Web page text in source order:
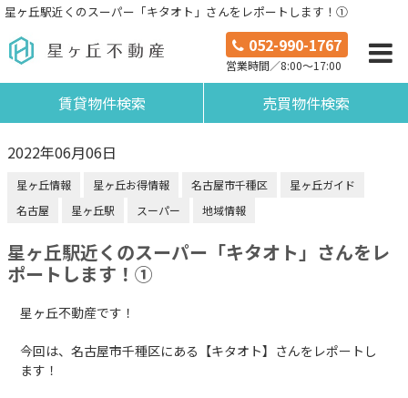
星ヶ丘駅近くのスーパー「キタオト」さんをレポートします！①
052-990-1767
営業時間／8:00～17:00
賃貸物件検索 売買物件検索
2022年06月06日
星ヶ丘情報 星ヶ丘お得情報 名古屋市千種区
星ヶ丘ガイド
名古屋
星ヶ丘駅 スーパー 地域情報
星ヶ丘駅近くのスーパー「キタオト」さんをレ
ポートします！①
星ヶ丘不動産です！
今回は、名古屋市千種区にある【キタオト】さんをレポートし
ます！